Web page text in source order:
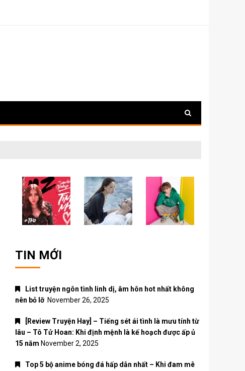
TIN MỚI
List truyện ngôn tình linh dị, âm hôn hot nhất không
nên bỏ lỡ November 26, 2025
[Review Truyện Hay] – Tiếng sét ái tình là mưu tính từ
lâu – Tô Tử Hoan: Khi định mệnh là kế hoạch được ấp ủ
15 năm November 2, 2025
Top 5 bộ anime bóng đá hấp dẫn nhất – Khi đam mê